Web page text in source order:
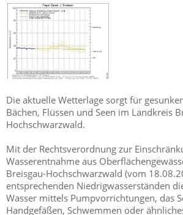
Die aktuelle Wetterlage sorgt für
Bächen, Flüssen und Seen im Landkreis
Hochschwarzwald.
Mit der Rechtsverordnung zur
Wasserentnahme aus
Breisgau-Hochschwarzwald (vom
entsprechenden Niedrigwasserständen
Wasser mittels Pumpvorrichtungen, das
Handgefäßen, Schwemmen oder